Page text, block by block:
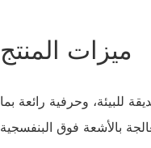
ميزات المنتج
للبيئة، وحرفية رائعة بما